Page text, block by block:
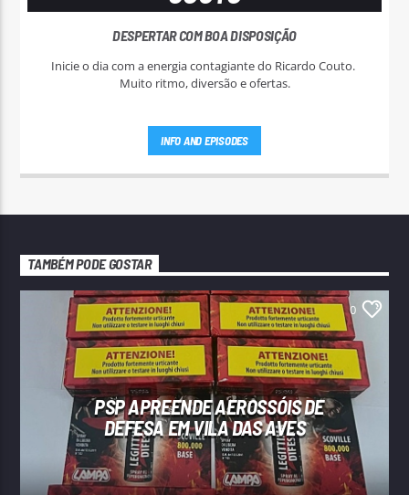
DESPERTAR COM BOA DISPOSIÇÃO
Inicie o dia com a energia contagiante do Ricardo Couto.
Muito ritmo, diversão e ofertas.
INFO AND EPISODES
TAMBÉM PODE GOSTAR
0
PSP APREENDE AEROSSÓIS DE
DEFESA EM VILA DAS AVES